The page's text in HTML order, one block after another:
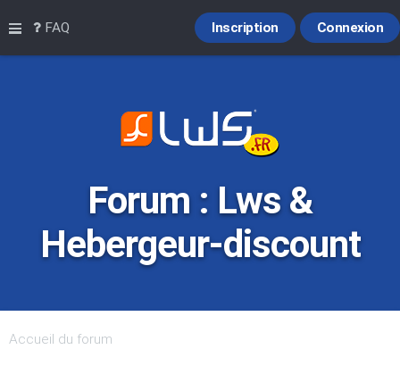
Raccourcis
FAQ Connexion
Inscription
Forum : Lws &
Hebergeur-discount
Accueil du forum